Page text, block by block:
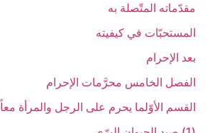
مقدّماته المتّصلة به‏
المستحبّات في كيفيته‏
بعد الإحرام‏
الفصل الخامس‏ محرَّمات الإحرام‏
القسم الأوّل‏ما يحرم على الرجل والمرأة معاً